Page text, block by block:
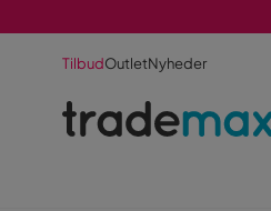
TilbudOutletNyheder